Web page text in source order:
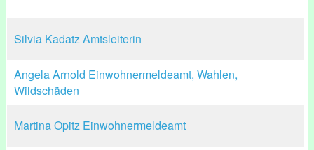
Silvia Kadatz Amtsleiterin
Angela Arnold Einwohnermeldeamt, Wahlen,
Wildschäden
Martina Opitz Einwohnermeldeamt